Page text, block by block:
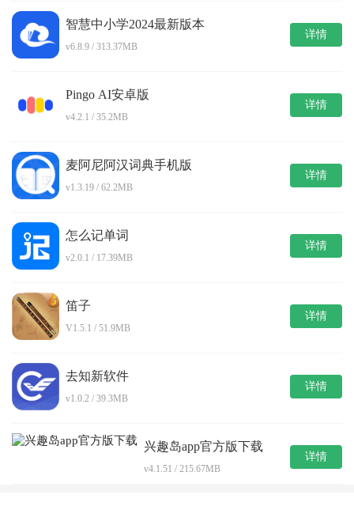
智慧中小学2024最新版本
v6.8.9 / 313.37MB
详情
Pingo AI安卓版
v4.2.1 / 35.2MB
详情
麦阿尼阿汉词典手机版
v1.3.19 / 62.2MB
详情
怎么记单词
v2.0.1 / 17.39MB
详情
笛子
V1.5.1 / 51.9MB
详情
去知新软件
v1.0.2 / 39.3MB
详情
兴趣岛app官方版下载
v4.1.51 / 215.67MB
详情